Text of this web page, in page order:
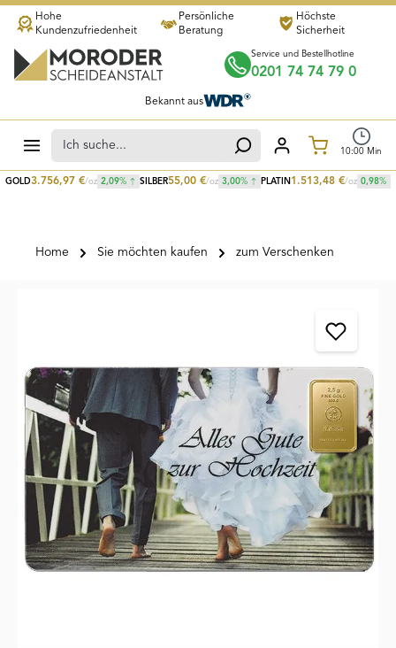
Zum Hauptinhalt springen
GOLD3.756,97 €/oz 2,09% SILBER55,00 €/oz 3,00% PLATIN 1.513,48 €/oz 0,98%
Hohe
Kundenzufriedenheit
Persönliche
Beratung
Höchste
Sicherheit
Service und Bestellhotline
0201 74 74 79 0
Bekannt aus
10:00 Min
Home Sie möchten kaufen zum Verschenken